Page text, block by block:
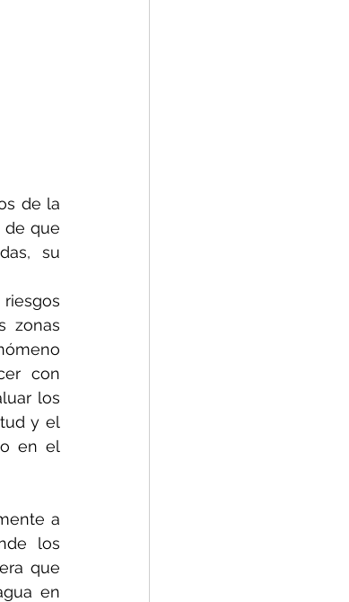
de que
su
zonas
con
los
y el
en el
a
los
que
en